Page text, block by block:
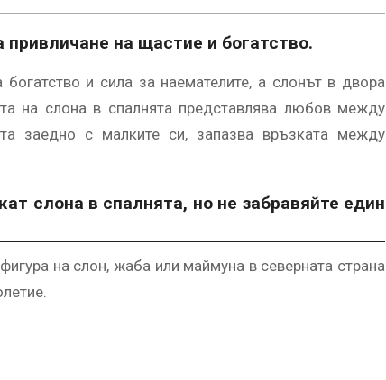
на щастие и богатство.
и сила за наемателите, а слонът в двора
на слона в спалнята представлява любов между
заедно с малките си, запазва връзката между
слона в спалнята, но не забравяйте един
на слон, жаба или маймуна в северната страна